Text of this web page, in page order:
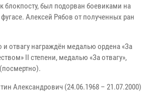
блокпосту, был подорван боевиками на
Алексей Рябов от полученных ран
отвагу награждён медалью ордена «За
II степени, медалью «За отвагу»,
Александрович (24.06.1968 – 21.07.2000)